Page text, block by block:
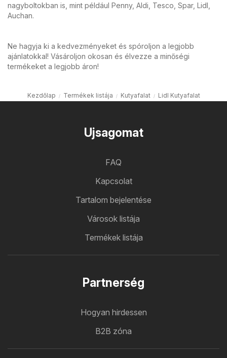
nagyboltokban is, mint például Penny, Aldi, Tesco, Spar, Lidl,
Auchan.
Ne hagyja ki a kedvezményeket és spóroljon a legjobb
ajánlatokkal! Vásároljon okosan és élvezze a minőségi
termékeket a legjobb áron!
Kezdőlap Termékek listája Kutyafalat Lidl Kutyafalat
Ujsagomat
FAQ
Kapcsolat
Tartalom bejelentése
Városok listája
Termékek listája
Partnerség
Hogyan hirdessen
B2B zóna